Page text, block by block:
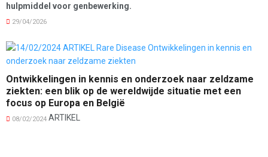
hulpmiddel voor genbewerking.
29/04/2026
Ontwikkelingen in kennis en onderzoek naar zeldzame
ziekten: een blik op de wereldwijde situatie met een
focus op Europa en België
08/02/2024 ARTIKEL